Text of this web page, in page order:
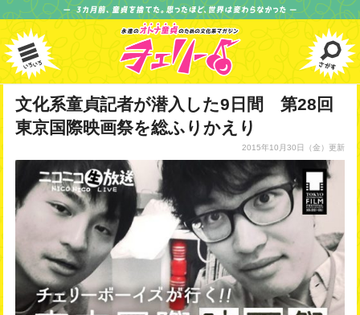
文化系童貞記者が潜入した9日間 第28回
東京国際映画祭を総ふりかえり
2015年10月30日 （金）更新